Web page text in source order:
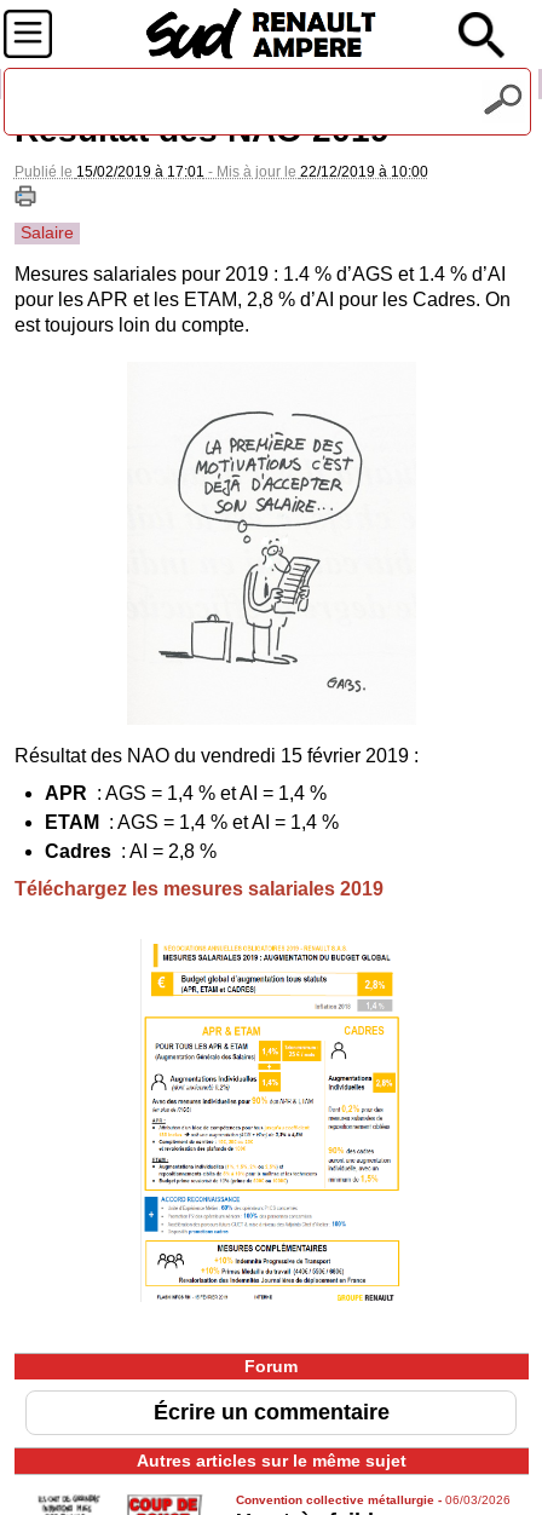
Résultat des NAO 2019
Publié le 15/02/2019 à 17:01 - Mis à jour le 22/12/2019 à 10:00
Salaire
Mesures salariales pour 2019 : 1.4 % d’AGS et 1.4 % d’AI
pour les APR et les ETAM, 2,8 % d’AI pour les Cadres. On
est toujours loin du compte.
Résultat des NAO du vendredi 15 février 2019 :
APR : AGS = 1,4 % et AI = 1,4 %
ETAM
: AGS = 1,4 % et AI = 1,4 %
Cadres : AI = 2,8 %
Téléchargez les mesures salariales 2019
Forum
Écrire un commentaire
Autres articles sur le même sujet
Convention collective métallurgie -06/03/2026